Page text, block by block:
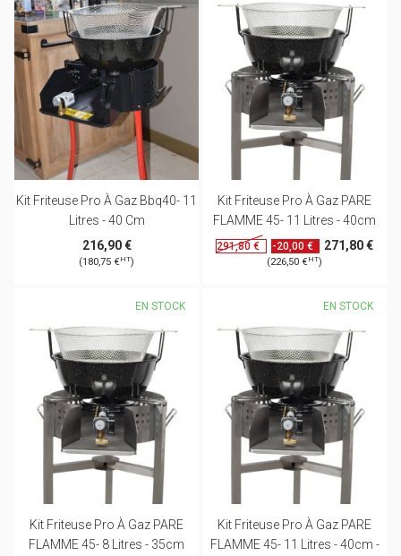
Kit Friteuse Pro À Gaz Bbq40- 11
Litres - 40 Cm
216,90 €
(180,75 €HT)
Kit Friteuse Pro À Gaz PARE
FLAMME 45- 11 Litres - 40cm
291,80 € -20,00 € 271,80 €
(226,50 €HT)
Kit Friteuse Pro À Gaz PARE
FLAMME 45- 8 Litres - 35cm
EN STOCK
Kit Friteuse Pro À Gaz PARE
FLAMME 45- 11 Litres - 40cm -
EN STOCK